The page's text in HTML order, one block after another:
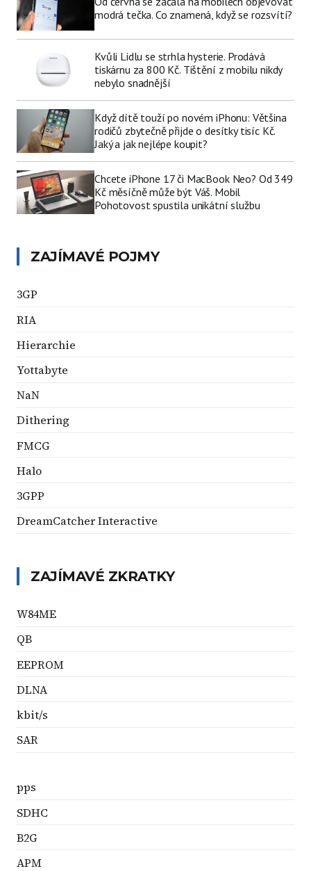
modrá tečka. Co znamená, když se rozsvítí?
Kvůli Lidlu se strhla hysterie. Prodává
tiskárnu za 800 Kč. Tištění z mobilu nikdy
nebylo snadnější
Když dítě touží po novém iPhonu: Většina
rodičů zbytečně přijde o desítky tisíc Kč.
Jaký a jak nejlépe koupit?
Chcete iPhone 17 či MacBook Neo? Od 349
Kč měsíčně může být Váš. Mobil
Pohotovost spustila unikátní službu
ZAJÍMAVÉ POJMY
3GP
RIA
Hierarchie
Yottabyte
NaN
Dithering
FMCG
Halo
3GPP
DreamCatcher Interactive
ZAJÍMAVÉ ZKRATKY
W84ME
QB
EEPROM
DLNA
kbit/s
SAR
pps
SDHC
B2G
APM